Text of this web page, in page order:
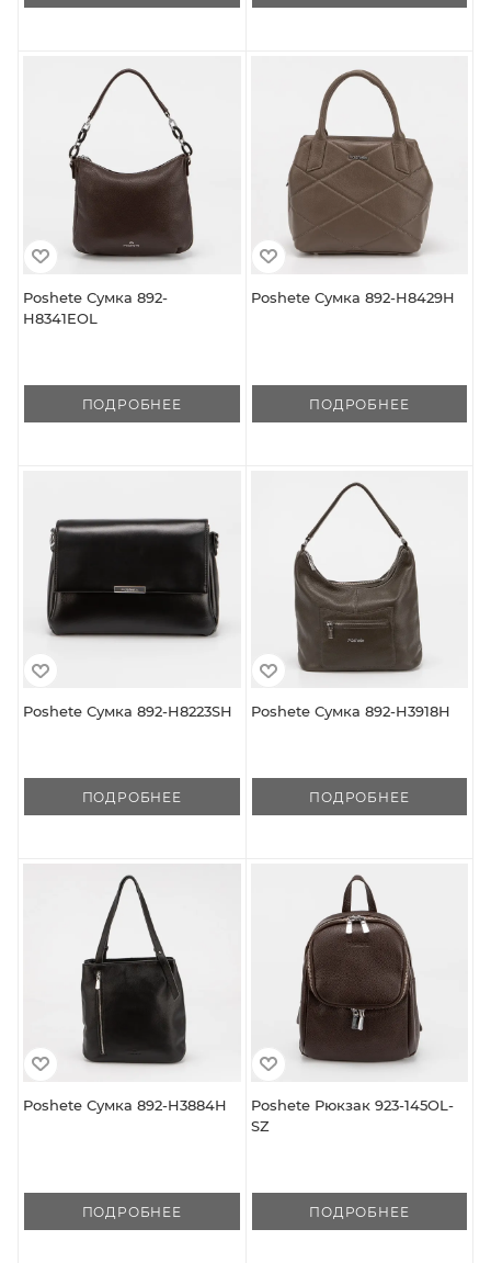
Poshete Сумка 892-
H8341EOL
ПОДРОБНЕЕ
Poshete Сумка 892-H8429H
ПОДРОБНЕЕ
Poshete Сумка 892-H8223SH
ПОДРОБНЕЕ
Poshete Сумка 892-H3918H
ПОДРОБНЕЕ
Poshete Сумка 892-H3884H
ПОДРОБНЕЕ
Poshete Рюкзак 923-145OL-
SZ
ПОДРОБНЕЕ